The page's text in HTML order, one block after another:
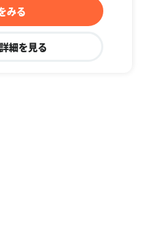
みる
細を見る